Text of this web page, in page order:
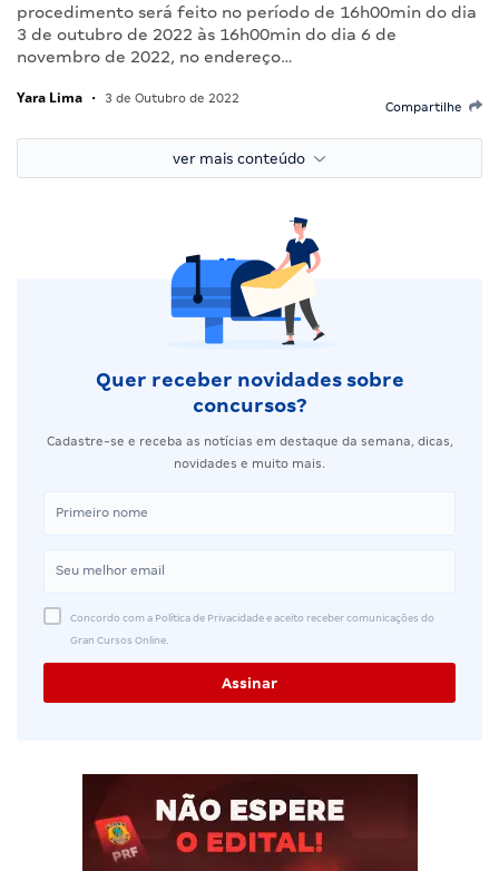
procedimento será feito no período de 16h00min do dia
3 de outubro de 2022 às 16h00min do dia 6 de
novembro de 2022, no endereço…
Yara Lima • 3 de Outubro de 2022
Compartilhe
ver mais conteúdo
Quer receber novidades sobre
concursos?
Cadastre-se e receba as notícias em destaque da semana, dicas,
novidades e muito mais.
Concordo com a Política de Privacidade e aceito receber comunicações do
Gran Cursos Online.